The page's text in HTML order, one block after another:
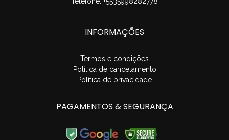
INFORMAÇÕES
Termos e condições
Política de cancelamento
Política de privacidade
PAGAMENTOS & SEGURANÇA